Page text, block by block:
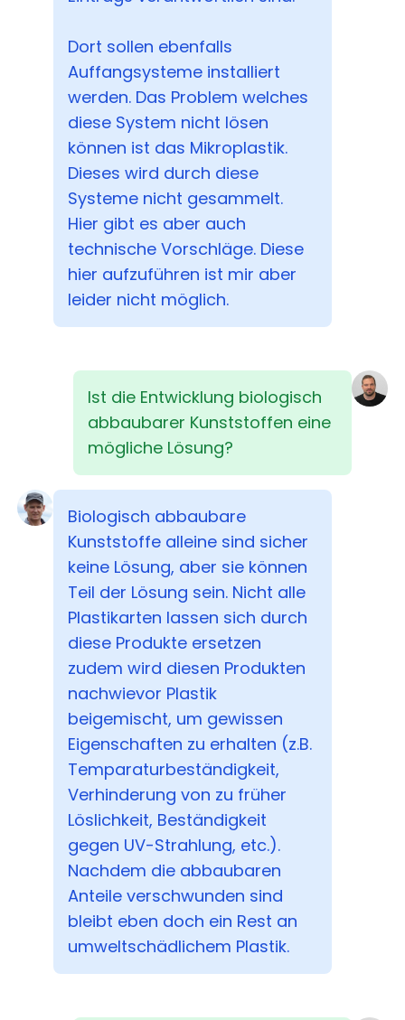
Dort sollen ebenfalls
Auffangsysteme installiert
werden. Das Problem welches
diese System nicht lösen
können ist das Mikroplastik.
Dieses wird durch diese
Systeme nicht gesammelt.
Hier gibt es aber auch
technische Vorschläge. Diese
hier aufzuführen ist mir aber
leider nicht möglich.
Ist die Entwicklung biologisch
abbaubarer Kunststoffen eine
mögliche Lösung?
Biologisch abbaubare
Kunststoffe alleine sind sicher
keine Lösung, aber sie können
Teil der Lösung sein. Nicht alle
Plastikarten lassen sich durch
diese Produkte ersetzen
zudem wird diesen Produkten
nachwievor Plastik
beigemischt, um gewissen
Eigenschaften zu erhalten (z.B.
Temparaturbeständigkeit,
Verhinderung von zu früher
Löslichkeit, Beständigkeit
gegen UV-Strahlung, etc.).
Nachdem die abbaubaren
Anteile verschwunden sind
bleibt eben doch ein Rest an
umweltschädlichem Plastik.